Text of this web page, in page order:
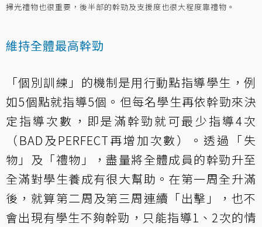
掃光禮物也很重要，後半部的幹勁及支援度也很大程度靠禮物。
維持全體最高幹勁
「個別訓練」的機制是用行動點指導學生，例
如5個點就指導5個。但每名學生再依幹勁來決
定指導次數，即是滿幹勁就可最少指導4次
（BAD及PERFECT再增加次數）。透過「失
物」及「禮物」，盡量將全體成員的幹勁升至
全滿對學生養成有很大幫助。在第一周全升滿
後，就算第二周及第三周連續「出擊」，也不
會出現有學生不夠幹勁，只能指導1、2次的情